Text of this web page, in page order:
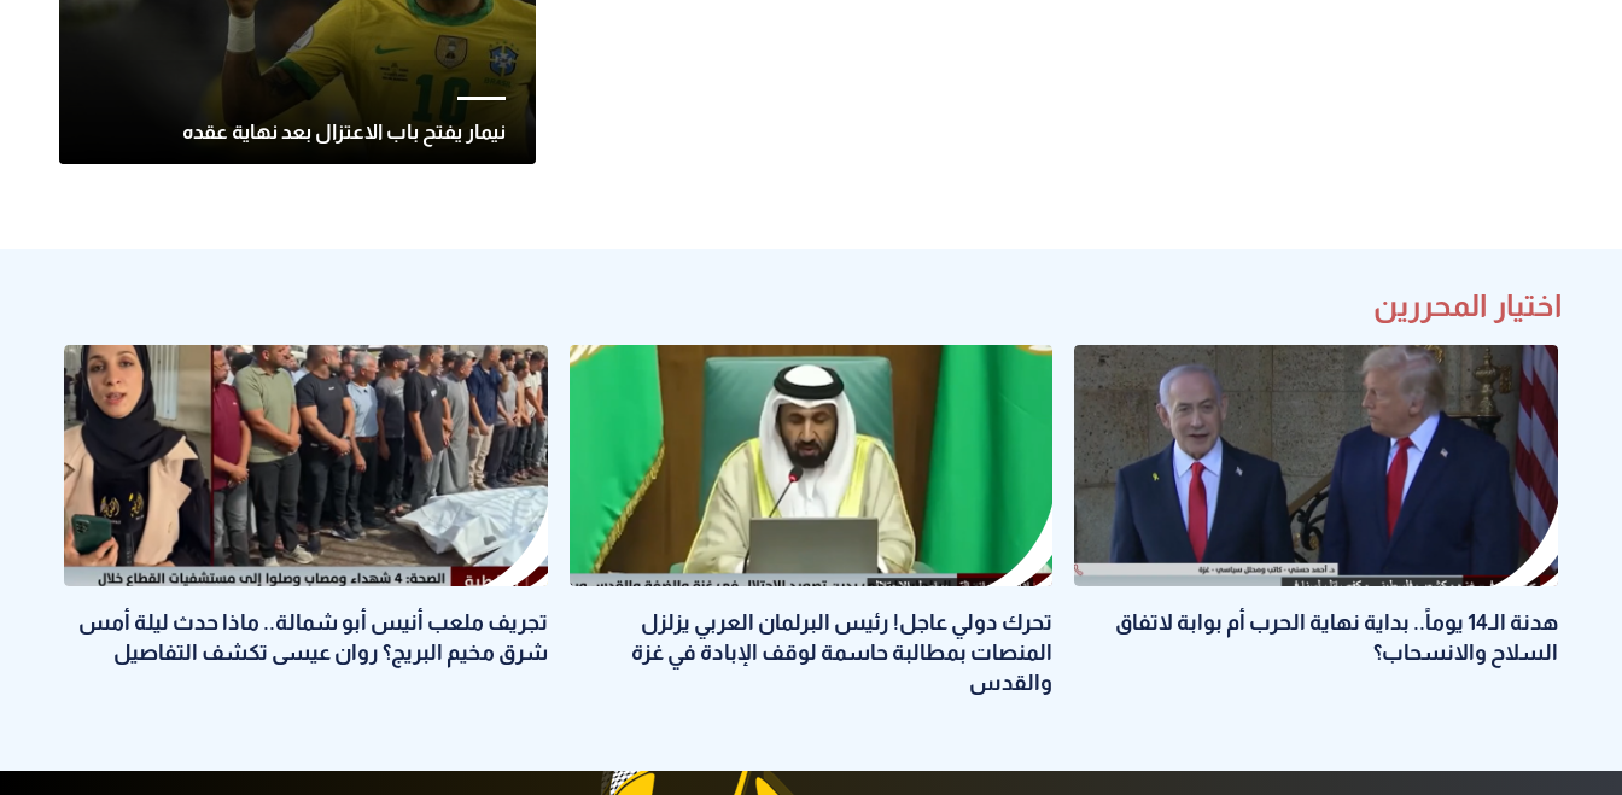
نيمار يفتح باب الاعتزال بعد نهاية عقده
اختيار المحررين
هدنة الـ14 يوماً.. بداية نهاية الحرب أم بوابة لاتفاق
السلاح والانسحاب؟
تحرك دولي عاجل! رئيس البرلمان العربي يزلزل
المنصات بمطالبة حاسمة لوقف الإبادة في غزة
والقدس
تجريف ملعب أنيس أبو شمالة.. ماذا حدث ليلة أمس
شرق مخيم البريج؟ روان عيسى تكشف التفاصيل